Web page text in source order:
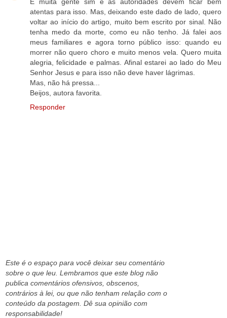
atentas para isso. Mas, deixando este dado de lado, quero
voltar ao início do artigo, muito bem escrito por sinal. Não
tenha medo da morte, como eu não tenho. Já falei aos
meus familiares e agora torno público isso: quando eu
morrer não quero choro e muito menos vela. Quero muita
alegria, felicidade e palmas. Afinal estarei ao lado do Meu
Senhor Jesus e para isso não deve haver lágrimas.
Mas, não há pressa...
Beijos, autora favorita.
Responder
Este é o espaço para você deixar seu comentário
sobre o que leu. Lembramos que este blog não
publica comentários ofensivos, obscenos,
contrários à lei, ou que não tenham relação com o
conteúdo da postagem. Dê sua opinião com
responsabilidade!